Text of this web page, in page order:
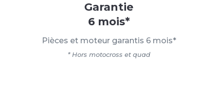
Garantie
6 mois*
Pièces et moteur garantis 6 mois*
* Hors motocross et quad